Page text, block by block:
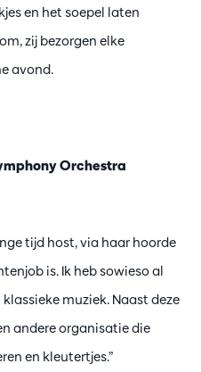
en het soepel laten
zij bezorgen elke
avond.
Orchestra
tijd host, via haar hoorde
is. Ik heb sowieso al
muziek. Naast deze
andere organisatie die
en kleutertjes.”